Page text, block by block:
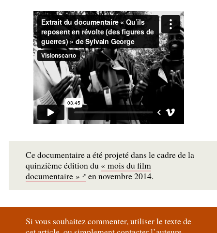
Ce documentaire a été projeté dans le cadre de la
quinzième édition du « mois du film
documentaire » en novembre 2014.
Si vous souhaitez commenter, utiliser le texte de